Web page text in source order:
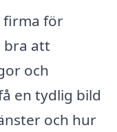
firma för
bra att
och
en tydlig bild
och hur